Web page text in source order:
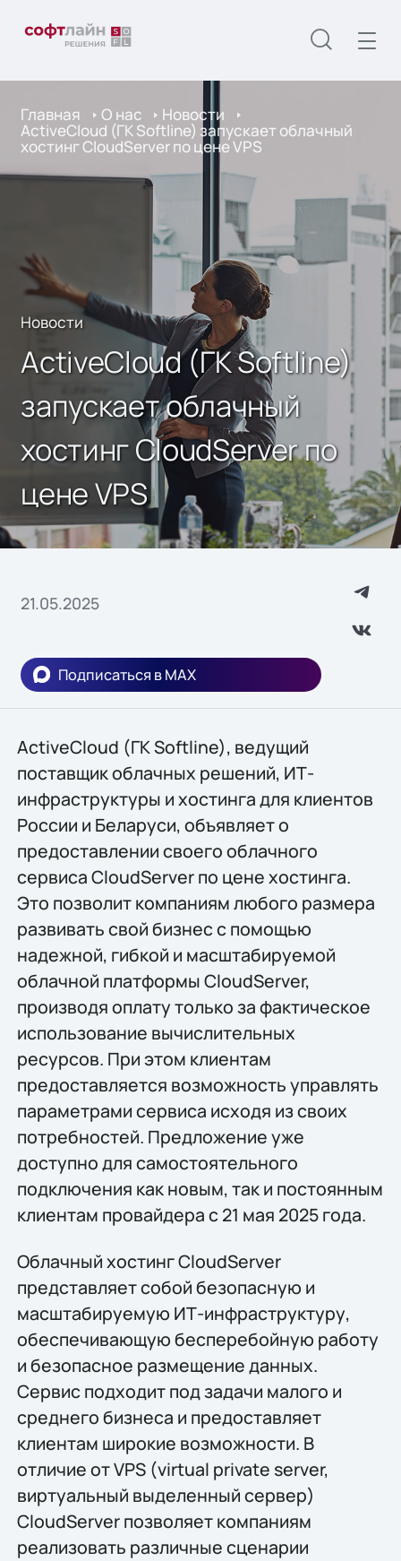
Главная О нас Новости
ActiveCloud (ГК Softline) запускает облачный
хостинг CloudServer по цене VPS
Новости
ActiveCloud (ГК Softline)
запускает облачный
хостинг CloudServer по
цене VPS
21.05.2025
Подписаться в MAX
ActiveCloud (ГК Softline), ведущий
поставщик облачных решений, ИТ-
инфраструктуры и хостинга для клиентов
России и Беларуси, объявляет о
предоставлении своего облачного
сервиса CloudServer по цене хостинга.
Это позволит компаниям любого размера
развивать свой бизнес с помощью
надежной, гибкой и масштабируемой
облачной платформы CloudServer,
производя оплату только за фактическое
использование вычислительных
ресурсов. При этом клиентам
предоставляется возможность управлять
параметрами сервиса исходя из своих
потребностей. Предложение уже
доступно для самостоятельного
подключения как новым, так и постоянным
клиентам провайдера с 21 мая 2025 года.
Облачный хостинг CloudServer
представляет собой безопасную и
масштабируемую ИТ-инфраструктуру,
обеспечивающую бесперебойную работу
и безопасное размещение данных.
Сервис подходит под задачи малого и
среднего бизнеса и предоставляет
клиентам широкие возможности. В
отличие от VPS (virtual private server,
виртуальный выделенный сервер)
CloudServer позволяет компаниям
реализовать различные сценарии